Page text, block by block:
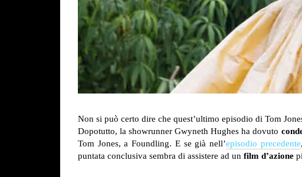
Non si può certo dire che quest’ultimo episodio di Tom
Dopotutto, la showrunner Gwyneth Hughes ha dovuto
Tom Jones, a Foundling. E se già nell’episodio precedente
puntata conclusiva sembra di assistere ad un film d’azione